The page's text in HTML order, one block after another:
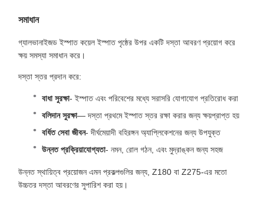
সমাধান
গ্যালভানাইজড ইস্পাত কয়েল ইস্পাত পৃষ্ঠের উপর একটি দস্তা আবরণ প্রয়োগ করে
ক্ষয় সমস্যা সমাধান করে।
দস্তা স্তর প্রদান করে:
বাধা সুরক্ষা- ইস্পাত এবং পরিবেশের মধ্যে সরাসরি যোগাযোগ প্রতিরোধ করা
বলিদান সুরক্ষা— দস্তা প্রথমে ইস্পাত স্তর রক্ষা করার জন্য ক্ষয়প্রাপ্ত হয়
বর্ধিত সেবা জীবন- দীর্ঘমেয়াদী বহিরঙ্গন অ্যাপ্লিকেশনের জন্য উপযুক্ত
উন্নত প্রক্রিয়াযোগ্যতা- নমন, রোল গঠন, এবং মুদ্রাঙ্কন জন্য সহজ
উন্নত স্থায়িত্ব প্রয়োজন এমন প্রকল্পগুলির জন্য, Z180 বা Z275-এর মতো
উচ্চতর দস্তা আবরণের সুপারিশ করা হয়।